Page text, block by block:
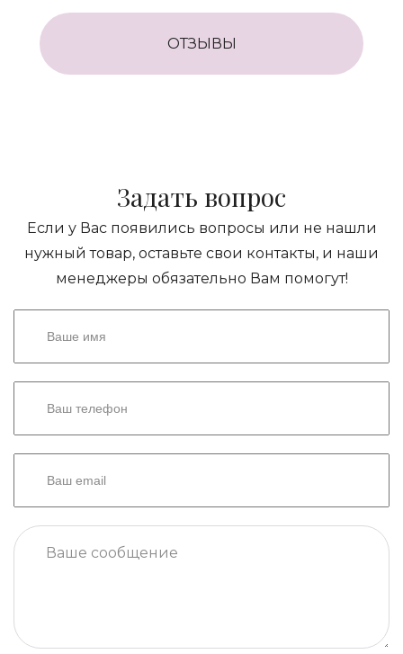
ОТЗЫВЫ
Задать вопрос
Если у Вас появились вопросы или не нашли
нужный товар, оставьте свои контакты, и наши
менеджеры обязательно Вам помогут!